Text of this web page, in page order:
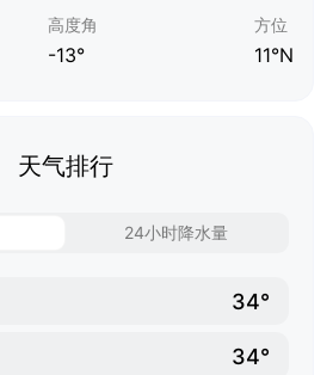
高度角
-13°
方位
11°N
天气排行
24小时降水量
34°
34°